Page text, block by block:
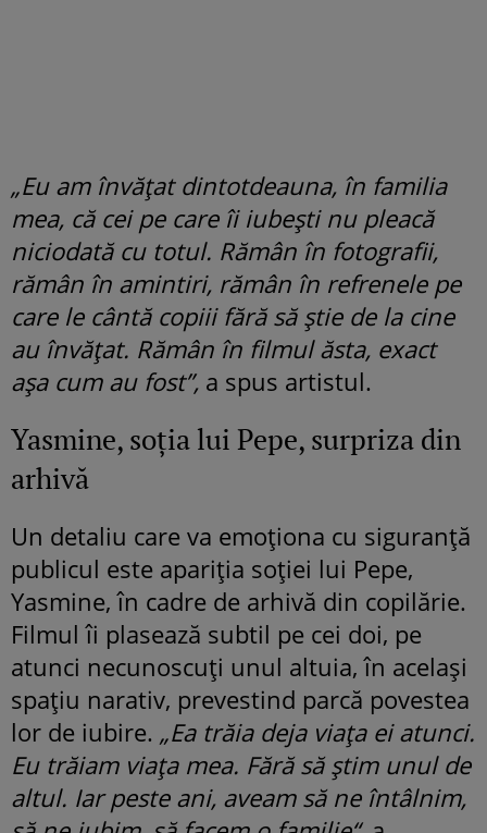
„Eu am învățat dintotdeauna, în familia
mea, că cei pe care îi iubești nu pleacă
niciodată cu totul. Rămân în fotografii,
rămân în amintiri, rămân în refrenele pe
care le cântă copiii fără să știe de la cine
au învățat. Rămân în filmul ăsta, exact
așa cum au fost”, a spus artistul.
Yasmine, soția lui Pepe, surpriza din
arhivă
Un detaliu care va emoționa cu siguranță
publicul este apariția soției lui Pepe,
Yasmine, în cadre de arhivă din copilărie.
Filmul îi plasează subtil pe cei doi, pe
atunci necunoscuți unul altuia, în același
spațiu narativ, prevestind parcă povestea
lor de iubire. „Ea trăia deja viața ei atunci.
Eu trăiam viața mea. Fără să știm unul de
altul. Iar peste ani, aveam să ne întâlnim,